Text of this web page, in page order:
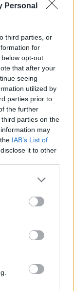
Personal
third parties, or
for
opt-out
that after your
seeing
utilized by
parties prior to
the further
parties on the
may
IAB’s List of
it to other
metodi già diffusi
nuova opportunità
operatore nel
di Factoring del
il più fornito
e Sicav.
fase di onboarding
invio delle
firma rilasciata da
attraverso
il contratto senza
di meglio ci possa
modo più veloce ed
experience della